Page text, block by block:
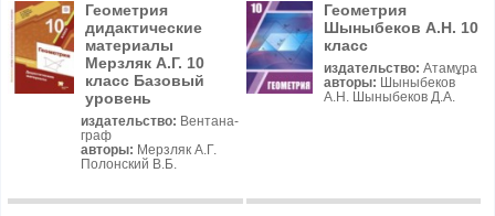
Геометрия
дидактические
материалы
Мерзляк А.Г. 10
класс Базовый
уровень
издательство: Вентана-
граф
авторы: Мерзляк А.Г.
Полонский В.Б.
Геометрия
Шыныбеков А.Н. 10
класс
издательство: Атамұра
авторы: Шыныбеков
А.Н. Шыныбеков Д.А.